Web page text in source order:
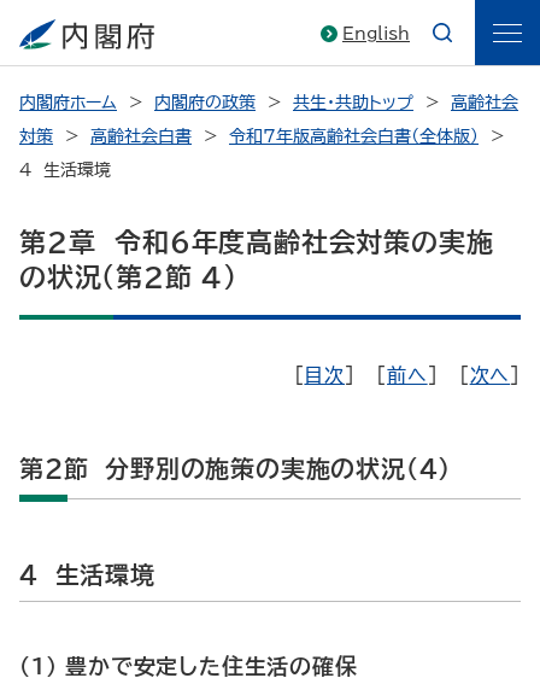
English
内閣府ホーム 内閣府の政策 共生・共助トップ
高齢社会
対策
高齢社会白書
令和7年版高齢社会白書（全体版）
４ 生活環境
第2章 令和6年度高齢社会対策の実施
の状況（第2節 4）
目次 ] [前へ 次へ
第2節 分野別の施策の実施の状況（4）
4 生活環境
（1） 豊かで安定した住生活の確保